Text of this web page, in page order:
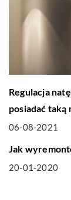
Regulacja
posiadać taką
06-08-2021
DOM I
Jak
20-01-2020